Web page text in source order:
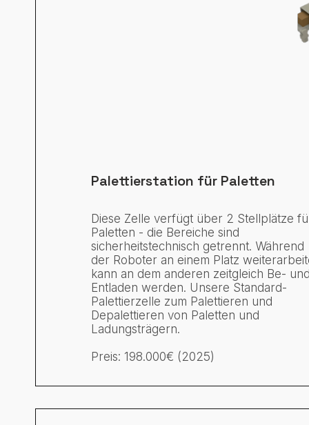
Palettierstation für Paletten
Diese Zelle verfügt über 2 Stellplätze
Paletten - die Bereiche sind
sicherheitstechnisch getrennt. Während
der Roboter an einem Platz
kann an dem anderen zeitgleich Be-
Entladen werden. Unsere Standard-
Palettierzelle zum Palettieren und
Depalettieren von Paletten und
Ladungsträgern.
Preis: 198.000€ (2025)